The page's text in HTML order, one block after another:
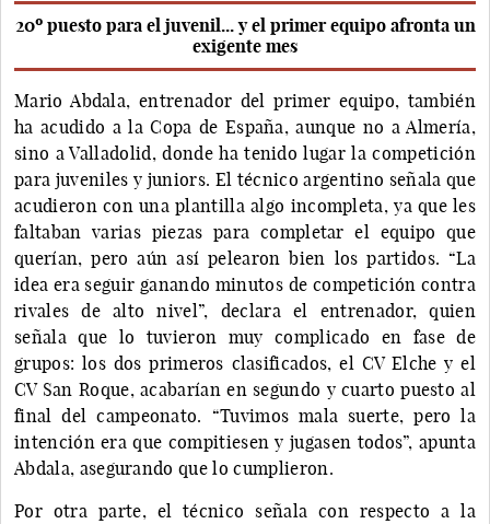
20º puesto para el juvenil... y el primer equipo afronta un
exigente mes
Mario Abdala, entrenador del primer equipo, también
ha acudido a la Copa de España, aunque no a Almería,
sino a Valladolid, donde ha tenido lugar la competición
para juveniles y juniors. El técnico argentino señala que
acudieron con una plantilla algo incompleta, ya que les
faltaban varias piezas para completar el equipo que
querían, pero aún así pelearon bien los partidos. “La
idea era seguir ganando minutos de competición contra
rivales de alto nivel”, declara el entrenador, quien
señala que lo tuvieron muy complicado en fase de
grupos: los dos primeros clasificados, el CV Elche y el
CV San Roque, acabarían en segundo y cuarto puesto al
final del campeonato. “Tuvimos mala suerte, pero la
intención era que compitiesen y jugasen todos”, apunta
Abdala, asegurando que lo cumplieron.
Por otra parte, el técnico señala con respecto a la